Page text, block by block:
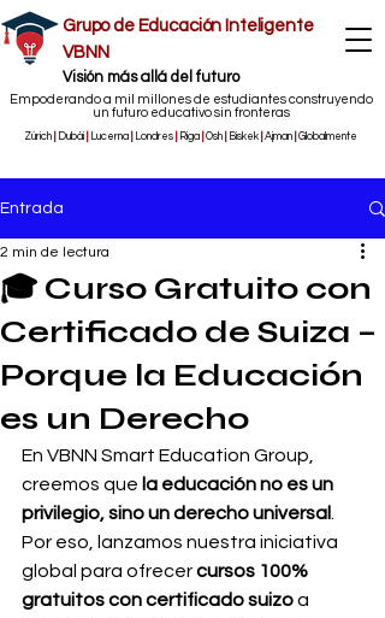
Grupo de Educación Inteligente
VBNN
​Visión más allá del futuro
Empoderando a mil millones de estudiantes construyendo
un futuro educativo sin fronteras
Zúrich Dubái Lucerna Londres Riga Osh Biskek Ajman Globalmente
Entrada
🎓 Curso Gratuito con
Certificado de Suiza –
Porque la Educación
es un Derecho
2 min de lectura
En VBNN Smart Education Group,
creemos que la educación no es un
privilegio, sino un derecho universal
Por eso, lanzamos nuestra iniciativa
global para ofrecer cursos 100%
gratuitos con certificado suizo a